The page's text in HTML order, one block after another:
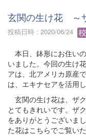
玄関の生け花 ～
投稿日時 : 2020/06/24
本日、鉢形にお住い
いました。今回の生け
アは、北アメリカ原産
は、エキナセアを活用
玄関の生け花は、ザ
とてもきれいです。ザ
をありがとうございま
た花はこちらでご覧い